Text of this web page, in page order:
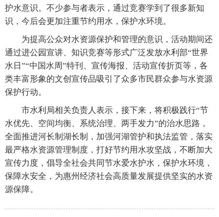
护水意识。不少参与者表示，通过竞赛学到了很多新知
识，今后会更加注重节约用水，保护水环境。
为提高公众对水资源保护和管理的意识，活动期间还
通过进公园宣讲、知识竞赛等形式广泛发放水利部“世界
水日”“中国水周”特刊、宣传海报、活动宣传折页等，各
类丰富形象的文创宣传品吸引了众多市民群众参与水资源
保护行动。
市水利局相关负责人表示，接下来，将积极践行“节
水优先、空间均衡、系统治理、两手发力”的治水思路，
全面推进河长制湖长制，加强河湖管护和执法监管，落实
最严格水资源管理制度，打好节约用水攻坚战，不断加大
宣传力度，倡导全社会共同节水爱水护水，保护水环境，
保障水安全，为惠州经济社会高质量发展提供坚实的水资
源保障。